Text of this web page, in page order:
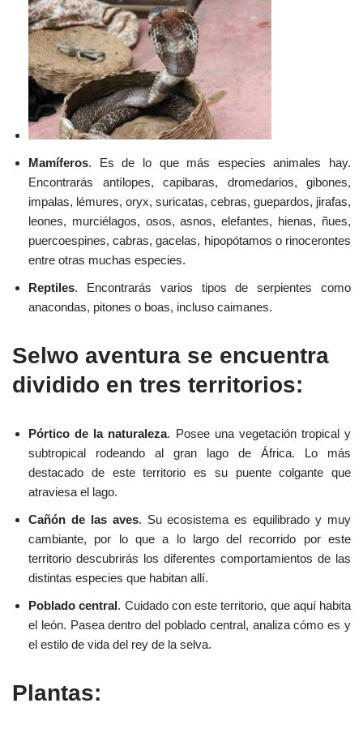
Mamíferos. Es de lo que más especies animales hay.
Encontrarás antílopes, capibaras, dromedarios, gibones,
impalas, lémures, oryx, suricatas, cebras, guepardos, jirafas,
leones, murciélagos, osos, asnos, elefantes, hienas, ñues,
puercoespines, cabras, gacelas, hipopótamos o rinocerontes
entre otras muchas especies.
Reptiles. Encontrarás varios tipos de serpientes como
anacondas, pitones o boas, incluso caimanes.
Selwo aventura se encuentra
dividido en tres territorios:
Pórtico de la naturaleza. Posee una vegetación tropical y
subtropical rodeando al gran lago de África. Lo más
destacado de este territorio es su puente colgante que
atraviesa el lago.
Cañón de las aves. Su ecosistema es equilibrado y muy
cambiante, por lo que a lo largo del recorrido por este
territorio descubrirás los diferentes comportamientos de las
distintas especies que habitan allí.
Poblado central . Cuidado con este territorio, que aquí habita
el león. Pasea dentro del poblado central, analiza cómo es y
el estilo de vida del rey de la selva.
Plantas: